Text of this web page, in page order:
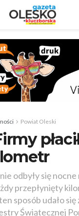
Powiat Oleski
odbyły się
przepłynięty
sposób udało się
Świątecznej